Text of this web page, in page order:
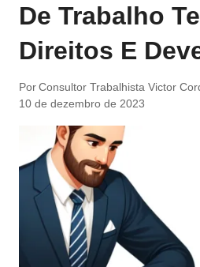
De Trabalho
Direitos E
Por Consultor Trabalhista Victor
10 de dezembro de 2023